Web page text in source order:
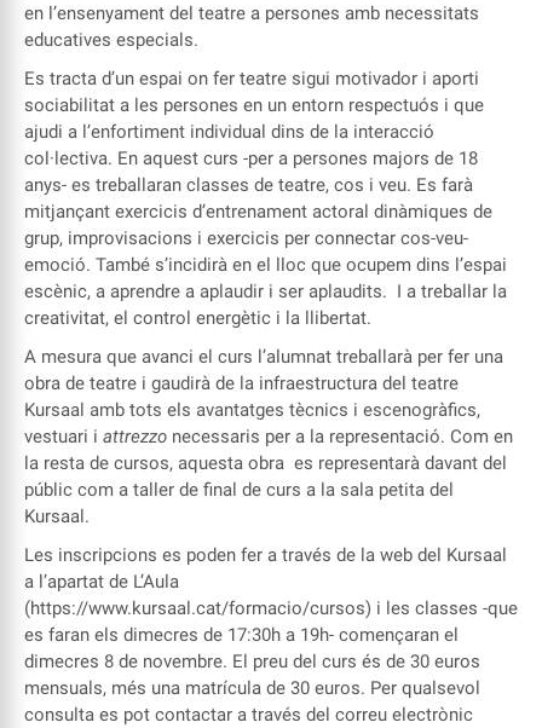
en l’ensenyament del teatre a persones amb necessitats
educatives especials.
Es tracta d’un espai on fer teatre sigui motivador i aporti
sociabilitat a les persones en un entorn respectuós i que
ajudi a l’enfortiment individual dins de la interacció
col·lectiva. En aquest curs -per a persones majors de 18
anys- es treballaran classes de teatre, cos i veu. Es farà
mitjançant exercicis d’entrenament actoral dinàmiques de
grup, improvisacions i exercicis per connectar cos-veu-
emoció. També s’incidirà en el lloc que ocupem dins l’espai
escènic, a aprendre a aplaudir i ser aplaudits. I a treballar la
creativitat, el control energètic i la llibertat.
A mesura que avanci el curs l’alumnat treballarà per fer una
obra de teatre i gaudirà de la infraestructura del teatre
Kursaal amb tots els avantatges tècnics i escenogràfics,
vestuari i attrezzo necessaris per a la representació. Com en
la resta de cursos, aquesta obra es representarà davant del
públic com a taller de final de curs a la sala petita del
Kursaal.
Les inscripcions es poden fer a través de la web del Kursaal
a l’apartat de L’Aula
(https://www.kursaal.cat/formacio/cursos) i les classes -que
es faran els dimecres de 17:30h a 19h- començaran el
dimecres 8 de novembre. El preu del curs és de 30 euros
mensuals, més una matrícula de 30 euros. Per qualsevol
consulta es pot contactar a través del correu electrònic